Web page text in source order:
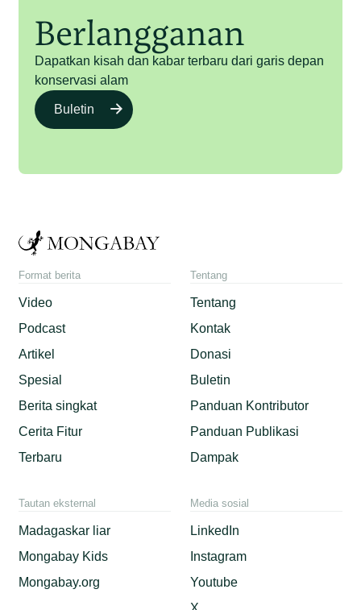
Berlangganan
Dapatkan kisah dan kabar terbaru dari garis depan
konservasi alam
Buletin
Format berita
Video
Podcast
Artikel
Spesial
Berita singkat
Cerita Fitur
Terbaru
Tentang
Tentang
Kontak
Donasi
Buletin
Panduan Kontributor
Panduan Publikasi
Dampak
Tautan eksternal
Madagaskar liar
Mongabay Kids
Mongabay.org
Media sosial
LinkedIn
Instagram
Youtube